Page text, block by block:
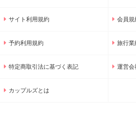
サイト利用規約 会員規
予約利用規約 旅行業
特定商取引法に基づく表記 運営会
カップルズとは